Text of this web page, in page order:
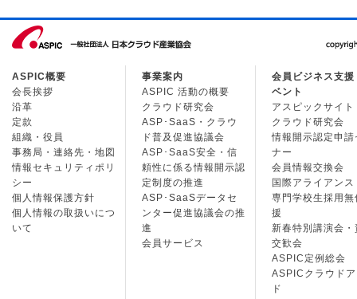
ASPIC概要
会長挨拶
沿革
定款
組織・役員
事務局・連絡先・地図
情報セキュリティポリ
シー
個人情報保護方針
個人情報の取扱いにつ
いて
事業案内
ASPIC 活動の概要
クラウド研究会
ASP･SaaS・クラウ
ド普及促進協議会
ASP･SaaS安全・信
頼性に係る情報開示認
定制度の推進
ASP･SaaSデータセ
ンター促進協議会の推
進
会員サービス
会員ビジネス支援
ベント
アスピックサイト
クラウド研究会
情報開示認定申請
ナー
会員情報交換会
国際アライアンス
専門学校生採用無
援
新春特別講演会・
交歓会
ASPIC定例総会
ASPICクラウド
ド